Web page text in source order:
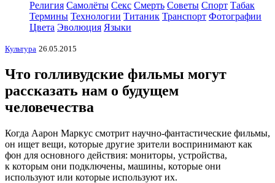
Религия Самолёты Секс Смерть Советы Спорт Табак
Термины Технологии Титаник Транспорт Фотографии
Цвета Эволюция Языки
Культура 26.05.2015
Что голливудские фильмы могут
рассказать нам о будущем
человечества
Когда Аарон Маркус смотрит научно-фантастические фильмы,
он ищет вещи, которые другие зрители воспринимают как
фон для основного действия: мониторы, устройства,
к которым они подключены, машины, которые они
используют или которые используют их.